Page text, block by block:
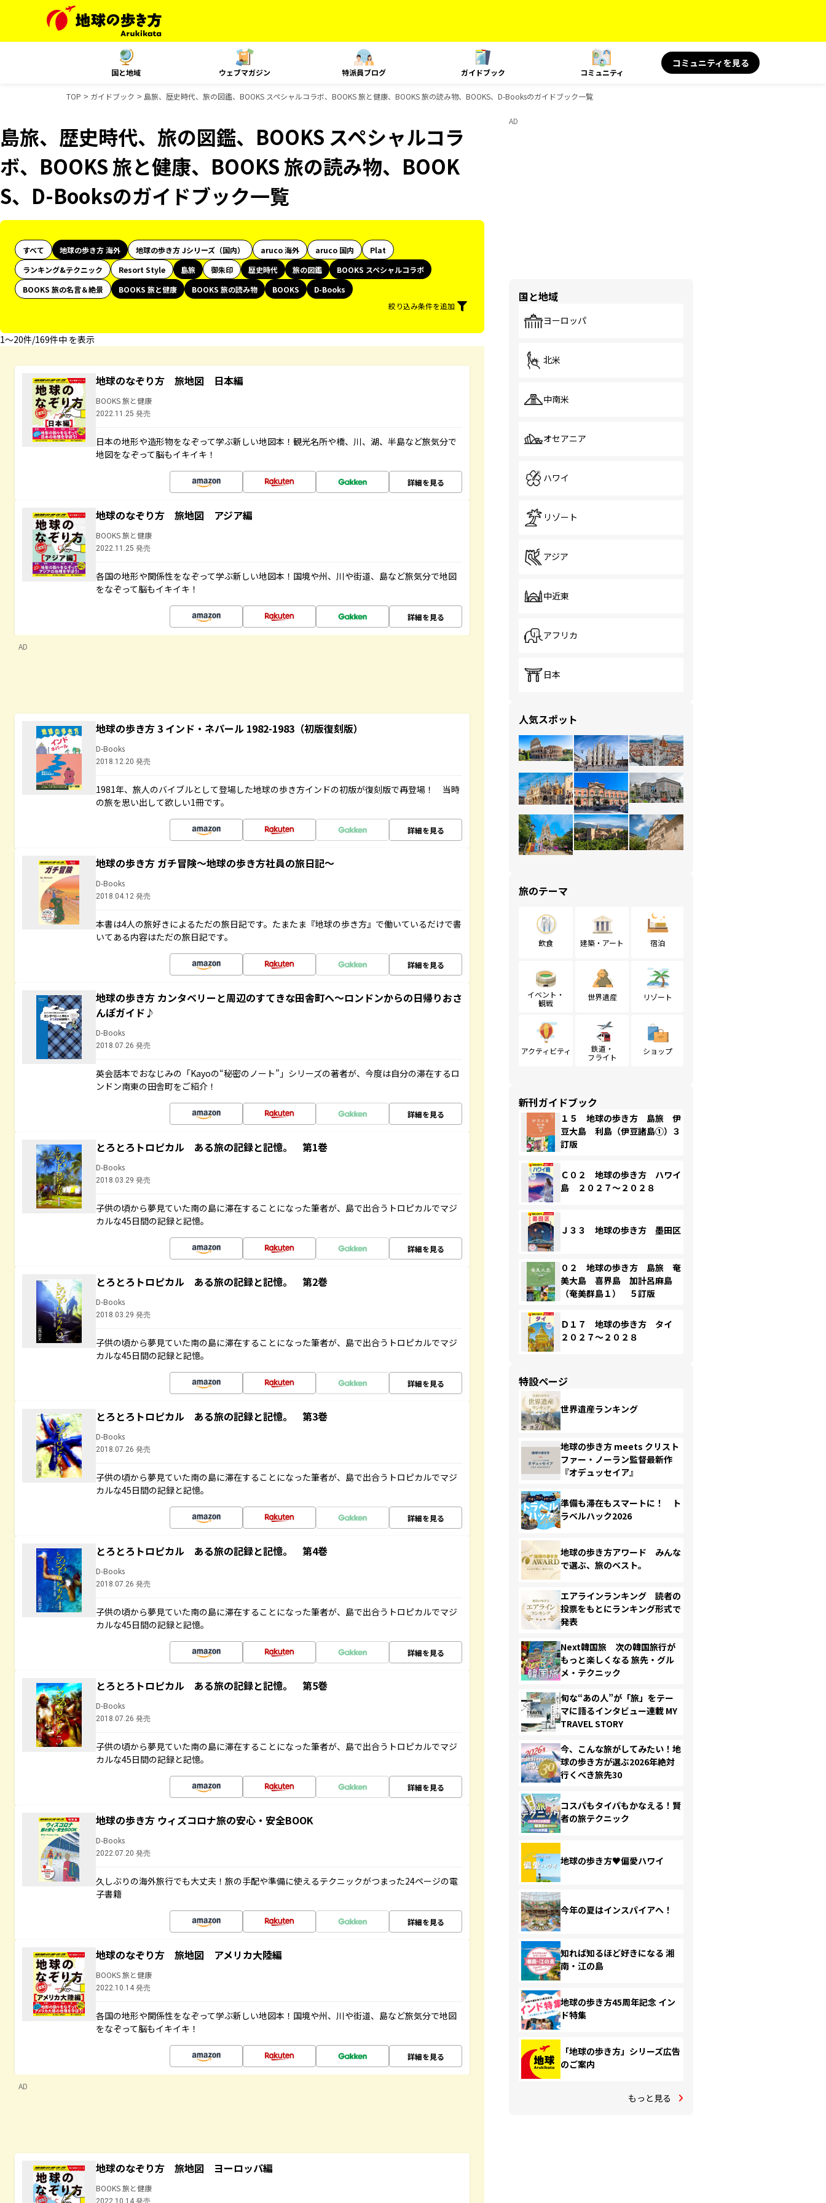
国と地域 ウェブマガジン 特派員ブログ ガイドブック コミュニティ
コミュニティを見る
TOP ガイドブック 島旅、歴史時代、旅の図鑑、BOOKS スペシャルコラボ、BOOKS 旅と健康、BOOKS 旅の読み物、BOOKS、D-Booksのガイドブック一覧
島旅、歴史時代、旅の図鑑、BOOKS スペシャルコラ
ボ、BOOKS 旅と健康、BOOKS 旅の読み物、BOOK
S、D-Booksのガイドブック一覧
すべて 地球の歩き方 海外 地球の歩き方 Jシリーズ（国内） aruco 海外 aruco 国内
Plat
ランキング&テクニック
Resort Style 島旅 御朱印 歴史時代 旅の図鑑
BOOKS スペシャルコラボ
BOOKS 旅の名言＆絶景
BOOKS 旅と健康 BOOKS 旅の読み物 BOOKS
D-Books
絞り込み条件を追加
1〜20件/169件中 を表示
地球のなぞり方 旅地図 日本編
BOOKS 旅と健康
2022.11.25 発売
日本の地形や造形物をなぞって学ぶ新しい地図本！観光名所や橋、川、湖、半島など旅気分で
地図をなぞって脳もイキイキ！
詳細を見る
地球のなぞり方 旅地図 アジア編
BOOKS 旅と健康
2022.11.25 発売
各国の地形や関係性をなぞって学ぶ新しい地図本！国境や州、川や街道、島など旅気分で地図
をなぞって脳もイキイキ！
詳細を見る
AD
地球の歩き方 3 インド・ネパール 1982-1983（初版復刻版）
D-Books
2018.12.20 発売
1981年、旅人のバイブルとして登場した地球の歩き方インドの初版が復刻版で再登場！ 当時
の旅を思い出して欲しい1冊です。
詳細を見る
地球の歩き方 ガチ冒険～地球の歩き方社員の旅日記～
D-Books
2018.04.12 発売
本書は4人の旅好きによるただの旅日記です。たまたま『地球の歩き方』で働いているだけで書
いてある内容はただの旅日記です。
詳細を見る
地球の歩き方 カンタベリーと周辺のすてきな田舎町へ～ロンドンからの日帰りおさ
んぽガイド♪
D-Books
2018.07.26 発売
英会話本でおなじみの「Kayoの“秘密のノート”」シリーズの著者が、今度は自分の滞在するロ
ンドン南東の田舎町をご紹介！
詳細を見る
とろとろトロピカル ある旅の記録と記憶。 第1巻
D-Books
2018.03.29 発売
子供の頃から夢見ていた南の島に滞在することになった筆者が、島で出合うトロピカルでマジ
カルな45日間の記録と記憶。
詳細を見る
とろとろトロピカル ある旅の記録と記憶。 第2巻
D-Books
2018.03.29 発売
子供の頃から夢見ていた南の島に滞在することになった筆者が、島で出合うトロピカルでマジ
カルな45日間の記録と記憶。
詳細を見る
とろとろトロピカル ある旅の記録と記憶。 第3巻
D-Books
2018.07.26 発売
子供の頃から夢見ていた南の島に滞在することになった筆者が、島で出合うトロピカルでマジ
カルな45日間の記録と記憶。
詳細を見る
とろとろトロピカル ある旅の記録と記憶。 第4巻
D-Books
2018.07.26 発売
子供の頃から夢見ていた南の島に滞在することになった筆者が、島で出合うトロピカルでマジ
カルな45日間の記録と記憶。
詳細を見る
とろとろトロピカル ある旅の記録と記憶。 第5巻
D-Books
2018.07.26 発売
子供の頃から夢見ていた南の島に滞在することになった筆者が、島で出合うトロピカルでマジ
カルな45日間の記録と記憶。
詳細を見る
地球の歩き方 ウィズコロナ旅の安心・安全BOOK
D-Books
2022.07.20 発売
久しぶりの海外旅行でも大丈夫！旅の手配や準備に使えるテクニックがつまった24ページの電
子書籍
詳細を見る
地球のなぞり方 旅地図 アメリカ大陸編
BOOKS 旅と健康
2022.10.14 発売
各国の地形や関係性をなぞって学ぶ新しい地図本！国境や州、川や街道、島など旅気分で地図
をなぞって脳もイキイキ！
詳細を見る
AD
地球のなぞり方 旅地図 ヨーロッパ編
BOOKS 旅と健康
2022.10.14 発売
AD
国と地域
ヨーロッパ
北米
中南米
オセアニア
ハワイ
リゾート
アジア
中近東
アフリカ
日本
人気スポット
旅のテーマ
飲食 建築・アート 宿泊
イベント・
観戦
世界遺産 リゾート
アクティビティ
鉄道・
フライト
ショップ
新刊ガイドブック
１５ 地球の歩き方 島旅 伊
豆大島 利島（伊豆諸島①）３
訂版
Ｃ０２ 地球の歩き方 ハワイ
島 ２０２７～２０２８
Ｊ３３ 地球の歩き方 墨田区
０２ 地球の歩き方 島旅 奄
美大島 喜界島 加計呂麻島
（奄美群島１） ５訂版
Ｄ１７ 地球の歩き方 タイ
２０２７～２０２８
特設ページ
世界遺産ランキング
地球の歩き方 meets クリスト
ファー・ノーラン監督最新作
『オデュッセイア』
準備も滞在もスマートに！ ト
ラベルハック2026
地球の歩き方アワード みんな
で選ぶ、旅のベスト。
エアラインランキング 読者の
投票をもとにランキング形式で
発表
Next韓国旅 次の韓国旅行が
もっと楽しくなる 旅先・グル
メ・テクニック
旬な“あの人”が「旅」をテー
マに語るインタビュー連載 MY
TRAVEL STORY
今、こんな旅がしてみたい！地
球の歩き方が選ぶ2026年絶対
行くべき旅先30
コスパもタイパもかなえる！賢
者の旅テクニック
地球の歩き方♥偏愛ハワイ
今年の夏はインスパイアへ！
知れば知るほど好きになる 湘
南・江の島
地球の歩き方45周年記念 イン
ド特集
「地球の歩き方」シリーズ広告
のご案内
もっと見る